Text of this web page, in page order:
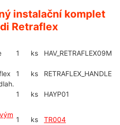
instalační komplet
Retraflex
1 ks HAV_RETRAFLEX09M
1 ks
RETRAFLEX_HANDLE
1 ks HAYP01
1 ks TR004